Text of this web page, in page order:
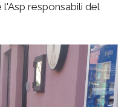
responsabili del